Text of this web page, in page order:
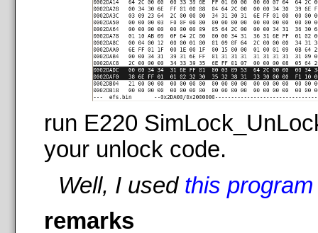
run E220
your unlock code.
Well, I used this program
remarks